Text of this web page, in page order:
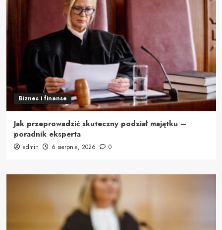
Biznes i finanse
Jak przeprowadzić skuteczny podział majątku –
poradnik eksperta
admin 6 sierpnia, 2026 0